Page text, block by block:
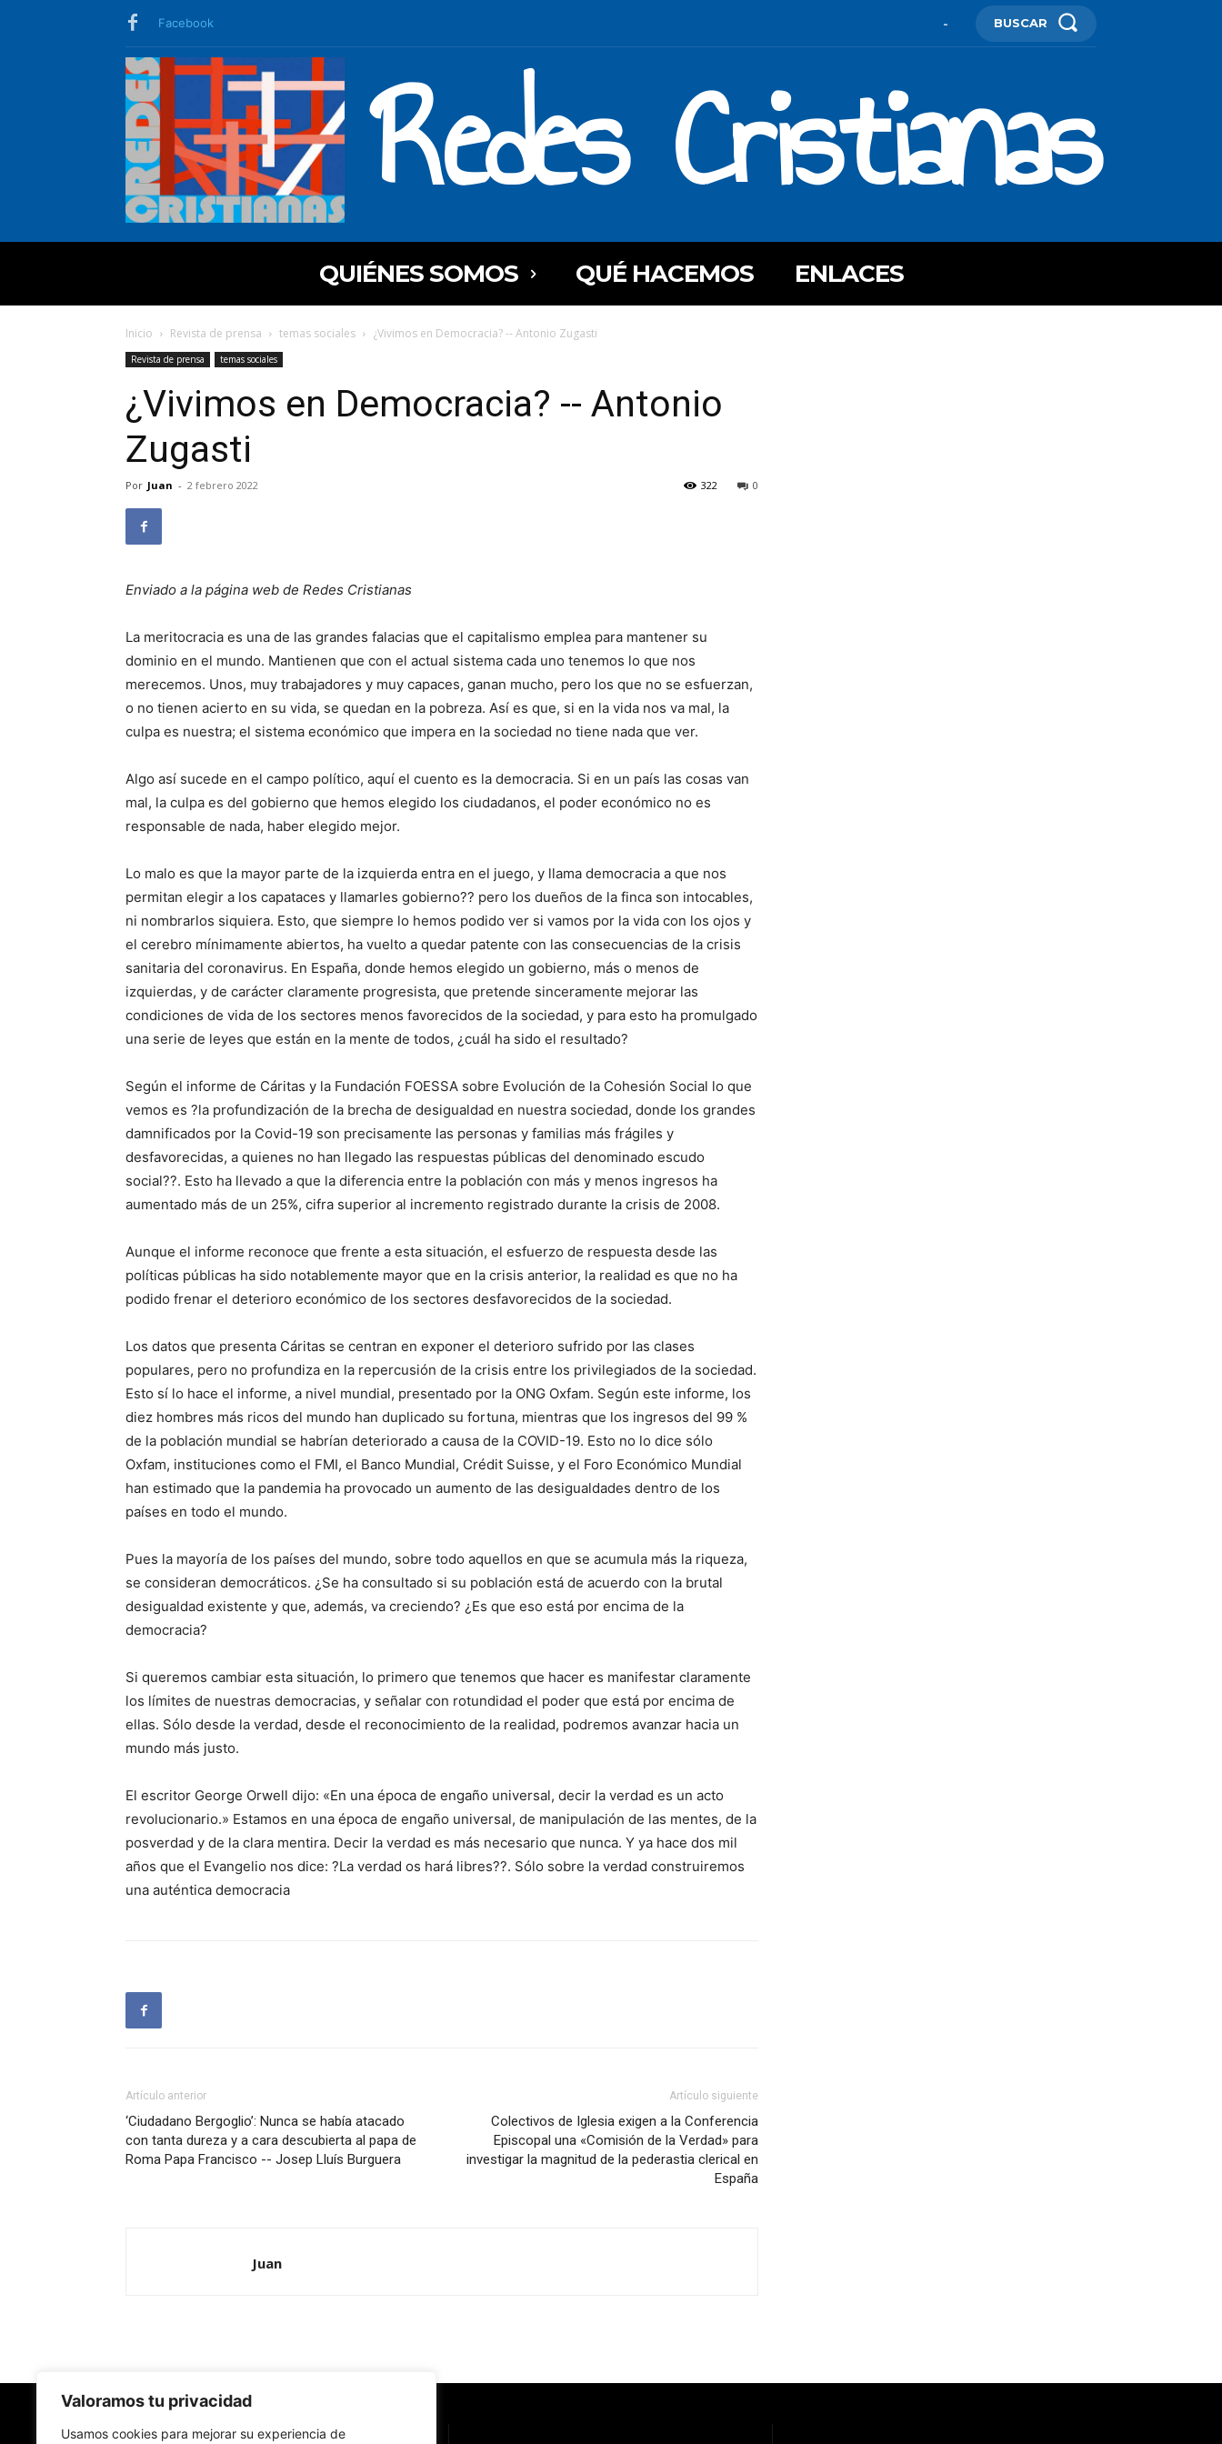
Valoramos tu privacidad
Usamos cookies para mejorar su experiencia de
Facebook - BUSCAR
Redes Cristianas
QUIÉNES SOMOS QUÉ HACEMOS ENLACES
Inicio Revista de prensa temas sociales ¿Vivimos en Democracia? -- Antonio Zugasti
Revista de prensa temas sociales
¿Vivimos en Democracia? -- Antonio
Zugasti
Por Juan - 2 febrero 2022 0
322
Enviado a la página web de Redes Cristianas
La meritocracia es una de las grandes falacias que el capitalismo emplea para mantener su
dominio en el mundo. Mantienen que con el actual sistema cada uno tenemos lo que nos
merecemos. Unos, muy trabajadores y muy capaces, ganan mucho, pero los que no se esfuerzan,
o no tienen acierto en su vida, se quedan en la pobreza. Así es que, si en la vida nos va mal, la
culpa es nuestra; el sistema económico que impera en la sociedad no tiene nada que ver.
Algo así sucede en el campo político, aquí el cuento es la democracia. Si en un país las cosas van
mal, la culpa es del gobierno que hemos elegido los ciudadanos, el poder económico no es
responsable de nada, haber elegido mejor.
Lo malo es que la mayor parte de la izquierda entra en el juego, y llama democracia a que nos
permitan elegir a los capataces y llamarles gobierno?? pero los dueños de la finca son intocables,
ni nombrarlos siquiera. Esto, que siempre lo hemos podido ver si vamos por la vida con los ojos y
el cerebro mínimamente abiertos, ha vuelto a quedar patente con las consecuencias de la crisis
sanitaria del coronavirus. En España, donde hemos elegido un gobierno, más o menos de
izquierdas, y de carácter claramente progresista, que pretende sinceramente mejorar las
condiciones de vida de los sectores menos favorecidos de la sociedad, y para esto ha promulgado
una serie de leyes que están en la mente de todos, ¿cuál ha sido el resultado?
Según el informe de Cáritas y la Fundación FOESSA sobre Evolución de la Cohesión Social lo que
vemos es ?la profundización de la brecha de desigualdad en nuestra sociedad, donde los grandes
damnificados por la Covid-19 son precisamente las personas y familias más frágiles y
desfavorecidas, a quienes no han llegado las respuestas públicas del denominado escudo
social??. Esto ha llevado a que la diferencia entre la población con más y menos ingresos ha
aumentado más de un 25%, cifra superior al incremento registrado durante la crisis de 2008.
Aunque el informe reconoce que frente a esta situación, el esfuerzo de respuesta desde las
políticas públicas ha sido notablemente mayor que en la crisis anterior, la realidad es que no ha
podido frenar el deterioro económico de los sectores desfavorecidos de la sociedad.
Los datos que presenta Cáritas se centran en exponer el deterioro sufrido por las clases
populares, pero no profundiza en la repercusión de la crisis entre los privilegiados de la sociedad.
Esto sí lo hace el informe, a nivel mundial, presentado por la ONG Oxfam. Según este informe, los
diez hombres más ricos del mundo han duplicado su fortuna, mientras que los ingresos del 99 %
de la población mundial se habrían deteriorado a causa de la COVID-19. Esto no lo dice sólo
Oxfam, instituciones como el FMI, el Banco Mundial, Crédit Suisse, y el Foro Económico Mundial
han estimado que la pandemia ha provocado un aumento de las desigualdades dentro de los
países en todo el mundo.
Pues la mayoría de los países del mundo, sobre todo aquellos en que se acumula más la riqueza,
se consideran democráticos. ¿Se ha consultado si su población está de acuerdo con la brutal
desigualdad existente y que, además, va creciendo? ¿Es que eso está por encima de la
democracia?
Si queremos cambiar esta situación, lo primero que tenemos que hacer es manifestar claramente
los límites de nuestras democracias, y señalar con rotundidad el poder que está por encima de
ellas. Sólo desde la verdad, desde el reconocimiento de la realidad, podremos avanzar hacia un
mundo más justo.
El escritor George Orwell dijo: «En una época de engaño universal, decir la verdad es un acto
revolucionario.» Estamos en una época de engaño universal, de manipulación de las mentes, de la
posverdad y de la clara mentira. Decir la verdad es más necesario que nunca. Y ya hace dos mil
años que el Evangelio nos dice: ?La verdad os hará libres??. Sólo sobre la verdad construiremos
una auténtica democracia
Artículo anterior
‘Ciudadano Bergoglio’: Nunca se había atacado
con tanta dureza y a cara descubierta al papa de
Roma Papa Francisco -- Josep Lluís Burguera
Artículo siguiente
Colectivos de Iglesia exigen a la Conferencia
Episcopal una «Comisión de la Verdad» para
investigar la magnitud de la pederastia clerical en
España
Juan